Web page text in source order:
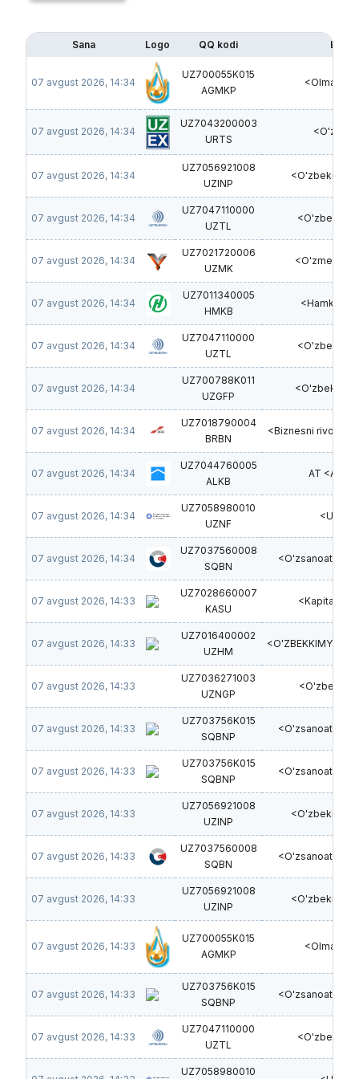
Sana Logo QQ kodi
07 avgust 2026, 14:34
UZ700055K015
AGMKP
<Olmaliq
07 avgust 2026, 14:34
UZ7043200003
URTS
07 avgust 2026, 14:34
UZ7056921008
UZINP
07 avgust 2026, 14:34
UZ7047110000
UZTL
07 avgust 2026, 14:34
UZ7021720006
UZMK
07 avgust 2026, 14:34
UZ7011340005
HMKB
07 avgust 2026, 14:34
UZ7047110000
UZTL
07 avgust 2026, 14:34
UZ700788K011
UZGFP
07 avgust 2026, 14:34
UZ7018790004
BRBN
<Biznesni
07 avgust 2026, 14:34
UZ7044760005
ALKB
AT
07 avgust 2026, 14:34
UZ7058980010
UZNF
07 avgust 2026, 14:34
UZ7037560008
SQBN
07 avgust 2026, 14:33
UZ7028660007
KASU
<Kapital
07 avgust 2026, 14:33
UZ7016400002
UZHM
07 avgust 2026, 14:33
UZ7036271003
UZNGP
07 avgust 2026, 14:33
UZ703756K015
SQBNP
07 avgust 2026, 14:33
UZ703756K015
SQBNP
07 avgust 2026, 14:33
UZ7056921008
UZINP
07 avgust 2026, 14:33
UZ7037560008
SQBN
07 avgust 2026, 14:33
UZ7056921008
UZINP
07 avgust 2026, 14:33
UZ700055K015
AGMKP
<Olmaliq
07 avgust 2026, 14:33
UZ703756K015
SQBNP
07 avgust 2026, 14:33
UZ7047110000
UZTL
UZ7058980010